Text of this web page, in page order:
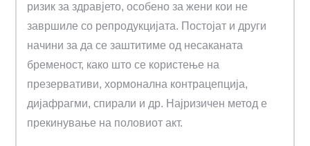
ризик за здравјето, особено за жени кои не
завршиле со репродукцијата. Постојат и други
начини за да се заштитиме од несаканата
бременост, како што се користење на
презервативи, хормонална контрацепција,
дијафрагми, спирали и др. Најризичен метод е
прекинување на половиот акт.